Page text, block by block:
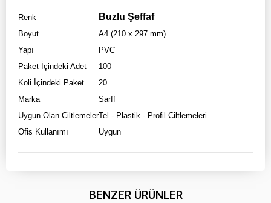
Renk Buzlu Şeffaf
Boyut
A4 (210 x 297 mm)
Yapı
PVC
Paket İçindeki Adet
100
Koli İçindeki Paket
20
Marka
Sarff
Uygun Olan CiltlemelerTel - Plastik - Profil Ciltlemeleri
Ofis Kullanımı
Uygun
BENZER ÜRÜNLER